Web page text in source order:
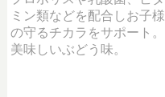
ミン類などを配合しお子様
の守るチカラをサポート。
美味しいぶどう味。